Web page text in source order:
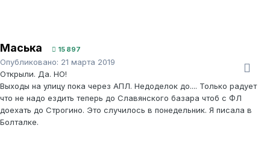
Маська 15 897
Опубликовано: 21 марта 2019
Открыли. Да. НО!
Выходы на улицу пока через АПЛ. Недоделок до.... Только радует
что не надо ездить теперь до Славянского базара чтоб с ФЛ
доехать до Строгино. Это случилось в понедельник. Я писала в
Болталке.